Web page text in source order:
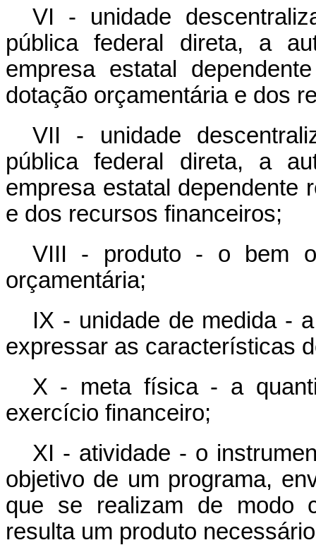
VI - unidade
pública federal direta, a
empresa estatal
dotação orçamentária e dos
VII - unidade
pública federal direta, a
empresa estatal dependente
e dos recursos financeiros;
VIII - produto - o bem
orçamentária;
IX - unidade de medida -
expressar as características
X - meta física - a
exercício financeiro;
XI - atividade - o
objetivo de um programa,
que se realizam de modo
resulta um produto